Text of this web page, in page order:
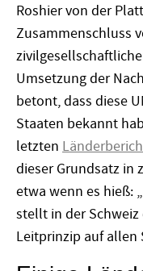
Roshier von der
Zusammenschluss
Umsetzung der
betont, dass diese
Staaten bekannt
letzten
dieser Grundsatz in
etwa wenn es hieß:
stellt in der
Leitprinzip auf allen